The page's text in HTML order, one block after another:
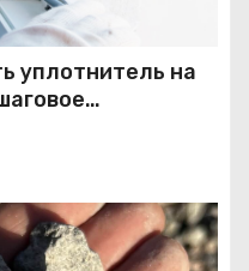
уплотнитель на